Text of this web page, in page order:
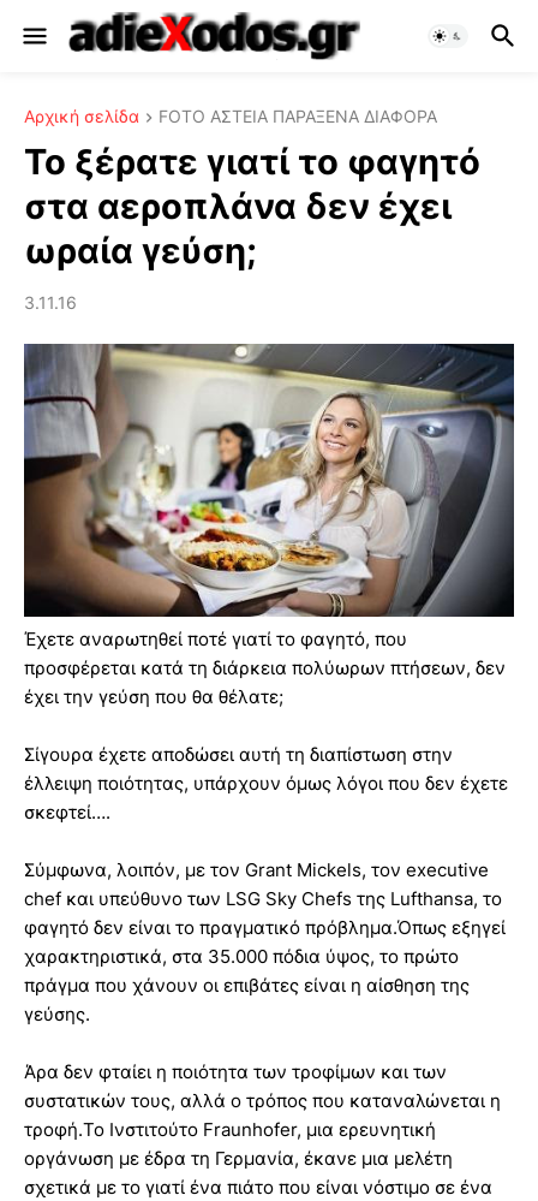
Αρχική σελίδα FOTO ΑΣΤΕΙΑ ΠΑΡΑΞΕΝΑ ΔΙΑΦΟΡΑ
Το ξέρατε γιατί το φαγητό
στα αεροπλάνα δεν έχει
ωραία γεύση;
3.11.16
Έχετε αναρωτηθεί ποτέ γιατί το φαγητό, που
προσφέρεται κατά τη διάρκεια πολύωρων πτήσεων, δεν
έχει την γεύση που θα θέλατε;
Σίγουρα έχετε αποδώσει αυτή τη διαπίστωση στην
έλλειψη ποιότητας, υπάρχουν όμως λόγοι που δεν έχετε
σκεφτεί….
Σύμφωνα, λοιπόν, με τον Grant Mickels, τον executive
chef και υπεύθυνο των LSG Sky Chefs της Lufthansa, το
φαγητό δεν είναι το πραγματικό πρόβλημα.Όπως εξηγεί
χαρακτηριστικά, στα 35.000 πόδια ύψος, το πρώτο
πράγμα που χάνουν οι επιβάτες είναι η αίσθηση της
γεύσης.
Άρα δεν φταίει η ποιότητα των τροφίμων και των
συστατικών τους, αλλά ο τρόπος που καταναλώνεται η
τροφή.Το Ινστιτούτο Fraunhofer, μια ερευνητική
οργάνωση με έδρα τη Γερμανία, έκανε μια μελέτη
σχετικά με το γιατί ένα πιάτο που είναι νόστιμο σε ένα